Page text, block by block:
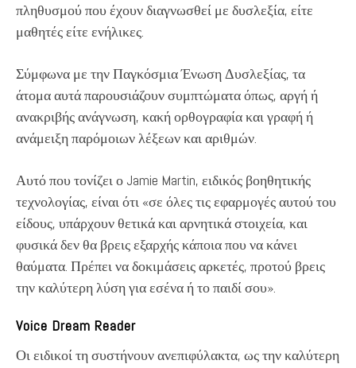
πληθυσμού που έχουν διαγνωσθεί με δυσλεξία, είτε
μαθητές είτε ενήλικες.
Σύμφωνα με την Παγκόσμια Ένωση Δυσλεξίας, τα
άτομα αυτά παρουσιάζουν συμπτώματα όπως, αργή ή
ανακριβής ανάγνωση, κακή ορθογραφία και γραφή ή
ανάμειξη παρόμοιων λέξεων και αριθμών.
Αυτό που τονίζει ο Jamie Martin, ειδικός βοηθητικής
τεχνολογίας, είναι ότι «σε όλες τις εφαρμογές αυτού του
είδους, υπάρχουν θετικά και αρνητικά στοιχεία, και
φυσικά δεν θα βρεις εξαρχής κάποια που να κάνει
θαύματα. Πρέπει να δοκιμάσεις αρκετές, προτού βρεις
την καλύτερη λύση για εσένα ή το παιδί σου».
Voice Dream Reader
Οι ειδικοί τη συστήνουν ανεπιφύλακτα, ως την καλύτερη